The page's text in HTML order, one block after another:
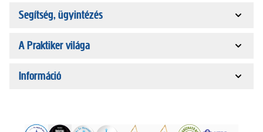
Segítség, ügyintézés
A Praktiker világa
Információ